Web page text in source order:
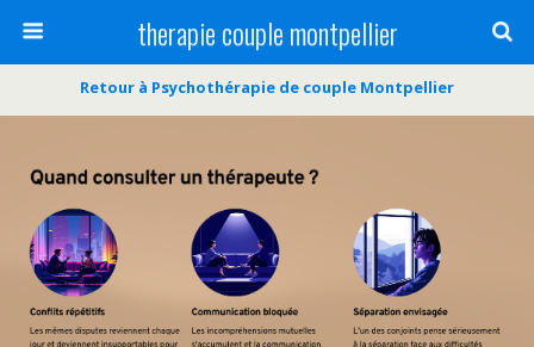
therapie couple montpellier
Retour à Psychothérapie de couple Montpellier